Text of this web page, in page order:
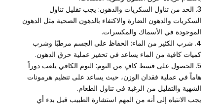
3. الحد من تناول السكريات والدهون: يجب تقليل تناول
السكريات والدهون الضارة والاكتفاء بالدهون الصحية مثل الدهون
الموجودة في الأسماك والمكسرات.
4. شرب الكثير من الماء: الحفاظ على الجسم مرطبًا وشرب
كميات كافية من الماء يساعد في تحفيز عملية حرق الدهون.
5. الحصول على قسط كافٍ من النوم: النوم الكافي يلعب دوراً
هاماً في عملية فقدان الوزن، حيث يساعد على تنظيم هرمونات
الشهية والتقليل من الرغبة في تناول الطعام.
يجب الانتباه إلى أنه من المهم استشارة الطبيب قبل بدء أي